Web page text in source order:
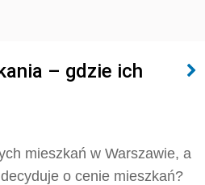
– gdzie ich
mieszkań w Warszawie, a
o cenie mieszkań?